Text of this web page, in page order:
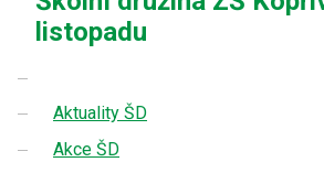
listopadu
Aktuality ŠD
Akce ŠD